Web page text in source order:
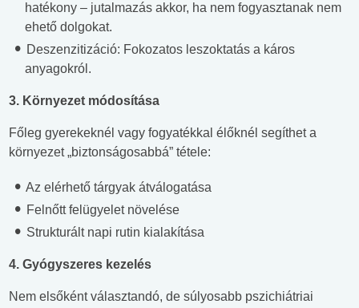
hatékony – jutalmazás akkor, ha nem fogyasztanak nem
ehető dolgokat.
Deszenzitizáció: Fokozatos leszoktatás a káros
anyagokról.
3. Környezet módosítása
Főleg gyerekeknél vagy fogyatékkal élőknél segíthet a
környezet „biztonságosabbá” tétele:
Az elérhető tárgyak átválogatása
Felnőtt felügyelet növelése
Strukturált napi rutin kialakítása
4. Gyógyszeres kezelés
Nem elsőként választandó, de súlyosabb pszichiátriai